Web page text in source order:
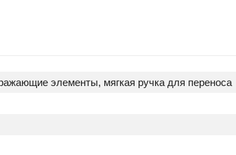
элементы, мягкая ручка для переноса